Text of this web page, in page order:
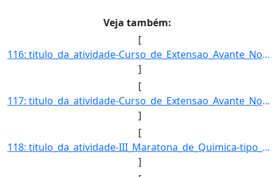
Veja também:
[
116: titulo_da_atividade-Curso_de_Extensao_Avante_Nova_Lima_e_Avante_Santa_Emilia___Segunda_Fase_Mirin-ti]
]
[
117: titulo_da_atividade-Curso_de_Extensao_Avante_Nova_Lima_e_Avante_Santa_Emilia_-_Segunda_Fase_-tipo_da]
]
[
118: titulo_da_atividade-III_Maratona_de_Quimica-tipo_da_atividade_de_extensao-Evento-Selecao-EDITAL_Nº_0]
]